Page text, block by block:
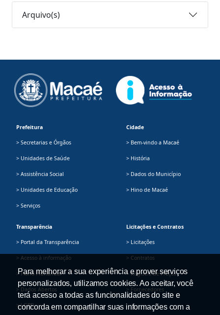
Arquivo(s)
Prefeitura
> Secretarias e Órgãos
> Unidades de Saúde
> Assistência Social
> Unidades de Educação
> Serviços
Cidade
> Bem-vindo a Macaé
> História
> Dados do Município
> Hino de Macaé
Transparência
> Portal da Transparência
> Acesso à informação
> Plano Plurianual
> Dados Abertos
> LGPD
Licitações e Contratos
> Licitações
> Contratos
> Registro de Preços
> Fornecedores
Para melhorar a sua experiência e prover serviços
personalizados, utilizamos cookies. Ao aceitar, você
terá acesso a todas as funcionalidades do site e
concorda em compartilhar suas informações com a